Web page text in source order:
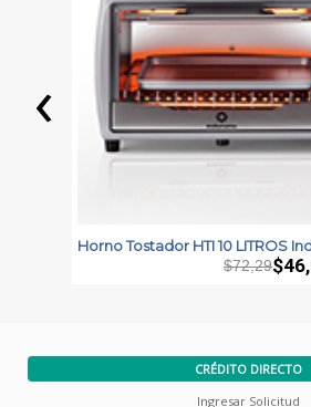
Horno Tostador HTI 10 LITROS
$72,29
‹
CRÉDITO DIRECTO
Ingresar Solicitud